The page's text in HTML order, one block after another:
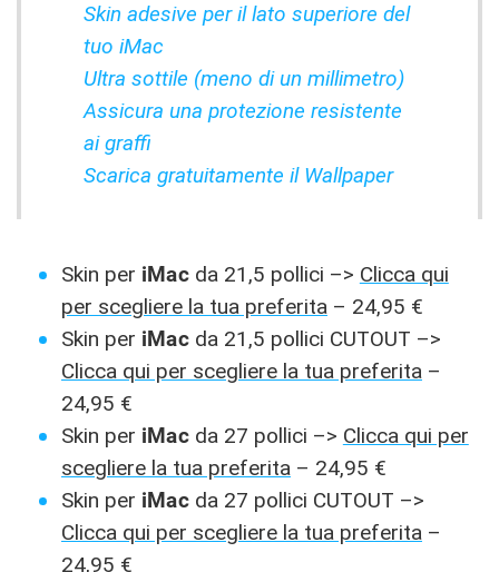
Skin adesive per il lato superiore del
tuo iMac
Ultra sottile (meno di un millimetro)
Assicura una protezione resistente
ai graffi
Scarica gratuitamente il Wallpaper
Skin per iMacda 21,5 pollici –> Clicca qui
per scegliere la tua preferita – 24,95 €
Skin per iMacda 21,5 pollici CUTOUT –>
Clicca qui per scegliere la tua preferita –
24,95 €
Skin per iMacda 27 pollici –> Clicca qui per
scegliere la tua preferita – 24,95 €
Skin per iMacda 27 pollici CUTOUT –>
Clicca qui per scegliere la tua preferita –
24,95 €